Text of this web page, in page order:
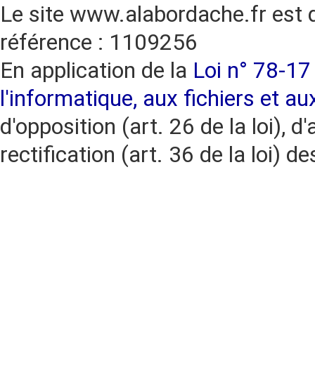
Le site www.alabordache.fr est
référence : 1109256
En application de la Loi n° 78-
l'informatique, aux fichiers et
d'opposition (art. 26 de la loi),
rectification (art. 36 de la loi)